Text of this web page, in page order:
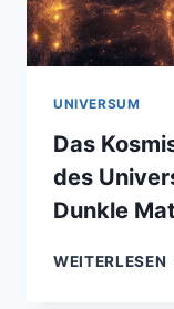
UNIVERSUM
Das
des
Dunkle
WEITERLESEN